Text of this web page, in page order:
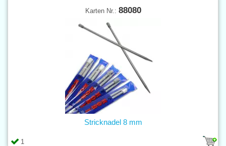
Karten Nr.: 88080
1
Stricknadel 8 mm